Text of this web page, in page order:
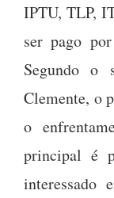
IPTU, TLP,
ser pago
Segundo o
Clemente, o
o
principal é
interessado